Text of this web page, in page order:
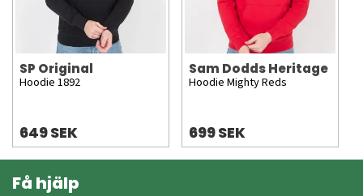
SP Original
Hoodie 1892
649 SEK
Sam Dodds Heritage
Hoodie Mighty Reds
699 SEK
Få hjälp